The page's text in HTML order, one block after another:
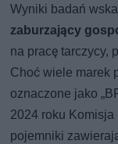
Wyniki badań
zaburzający
na pracę tarczycy,
Choć wiele marek
oznaczone jako
2024 roku Komisja
pojemniki